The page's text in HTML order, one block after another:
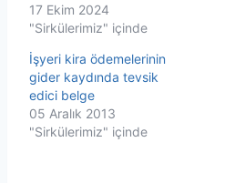
17 Ekim 2024
"Sirkülerimiz" içinde
İşyeri kira ödemelerinin
gider kaydında tevsik
edici belge
05 Aralık 2013
"Sirkülerimiz" içinde